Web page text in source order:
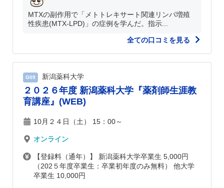
MTXの副作用で「メトトレキサート関連リンパ増殖
性疾患(MTX-LPD)」の症例を学んだ。指示...
全ての口コミを見る
G09 新潟薬科大学
２０２６年度 新潟薬科大学『薬剤師生涯教
育講座』(WEB)
10月２４日（土） 15：00～
オンライン
【登録料（通年）】 新潟薬科大学卒業生 5,000円
（202５年度卒業生：卒業初年度のみ無料） 他大学
卒業生 10,000円